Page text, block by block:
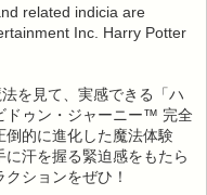
related indicia are
Inc. Harry Potter
を見て、実感できる「ハ
ドゥン・ジャーニー™ 完全
的に進化した魔法体験
汗を握る緊迫感をもたら
ションをぜひ！